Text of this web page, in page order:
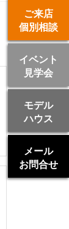
ご来店
個別相談
イベント
見学会
モデル
ハウス
メール
お問合せ